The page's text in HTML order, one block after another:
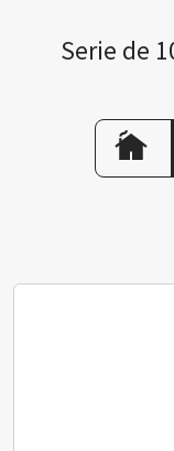
Serie de
93. Guanay /